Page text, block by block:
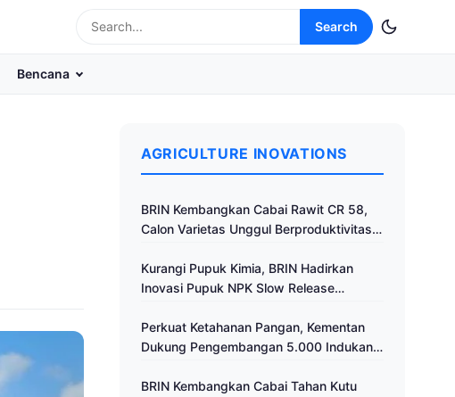
Search
Bencana
AGRICULTURE INOVATIONS
BRIN Kembangkan Cabai Rawit CR 58,
Calon Varietas Unggul Berproduktivitas
Kurangi Pupuk Kimia, BRIN Hadirkan
Inovasi Pupuk NPK Slow Release
Perkuat Ketahanan Pangan, Kementan
Dukung Pengembangan 5.000 Indukan
BRIN Kembangkan Cabai Tahan Kutu